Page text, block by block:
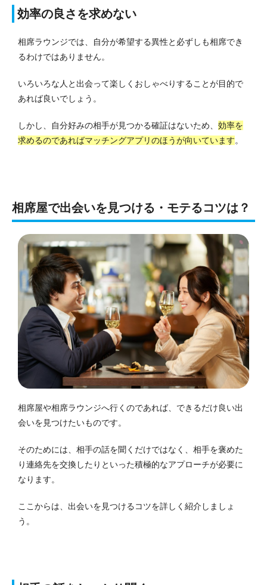
効率の良さを求めない
相席ラウンジでは、自分が希望する異性と必ずしも相席でき
るわけではありません。
いろいろな人と出会って楽しくおしゃべりすることが目的で
あれば良いでしょう。
しかし、自分好みの相手が見つかる確証はないため、 効率を
求めるのであればマッチングアプリのほうが向いています。
相席屋で出会いを見つける・モテるコツは？
相席屋や相席ラウンジへ行くのであれば、できるだけ良い出
会いを見つけたいものです。
そのためには、相手の話を聞くだけではなく、相手を褒めた
り連絡先を交換したりといった積極的なアプローチが必要に
なります。
ここからは、出会いを見つけるコツを詳しく紹介しましょ
う。